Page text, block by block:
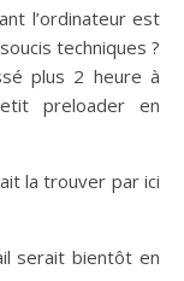
l’ordinateur est
techniques ?
plus 2 heure à
preloader en
la trouver par ici
serait bientôt en